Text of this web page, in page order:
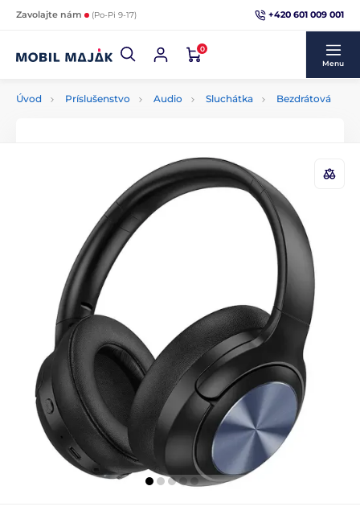
Zavolajte nám (Po-Pi 9-17) +420 601 009 001
0
Menu
Úvod Príslušenstvo Audio Sluchátka Bezdrátová